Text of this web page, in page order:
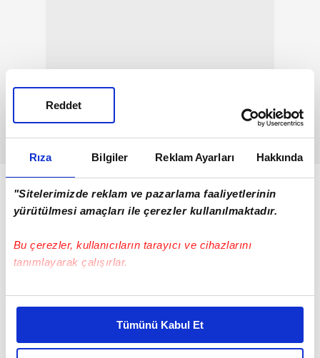
Rıza Bilgiler Reklam Ayarları Hakkında
"Sitelerimizde reklam ve pazarlama faaliyetlerinin
yürütülmesi amaçları ile çerezler kullanılmaktadır.
Bu çerezler, kullanıcıların tarayıcı ve cihazlarını
tanımlayarak çalışırlar.
Bu çerezlere izin vermeniz halinde sizlere özel
daha iyi reklam deneyimi yaşatabiliriz. Bunu yaparken
amacımızın size daha iyi bir reklam deneyimi sunmak
Tümünü Kabul Et
Reddet